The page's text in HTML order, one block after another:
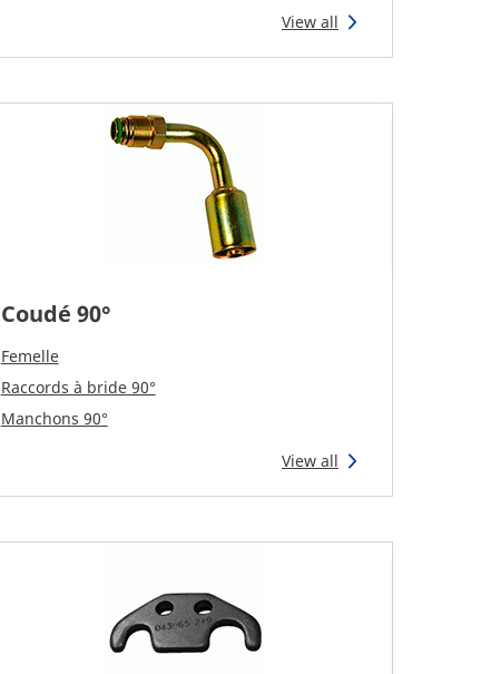
View all
Coudé 90°
Femelle
Raccords à bride 90°
Manchons 90°
View all